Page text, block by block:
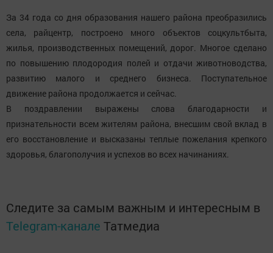
За 34 года со дня образования нашего района преобразились
села, райцентр, построено много объектов соцкультбыта,
жилья, производственных помещений, дорог. Многое сделано
по повышению плодородия полей и отдачи животноводства,
развитию малого и среднего бизнеса. Поступательное
движение района продолжается и сейчас.
В поздравлении выражены слова благодарности и
признательности всем жителям района, внесшим свой вклад в
его восстановление и высказаны теплые пожелания крепкого
здоровья, благополучия и успехов во всех начинаниях.
Следите за самым важным и интересным в
Telegram-канале Татмедиа